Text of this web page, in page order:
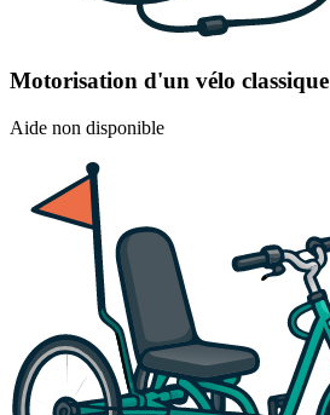
Motorisation d'un vélo classique
Aide non disponible